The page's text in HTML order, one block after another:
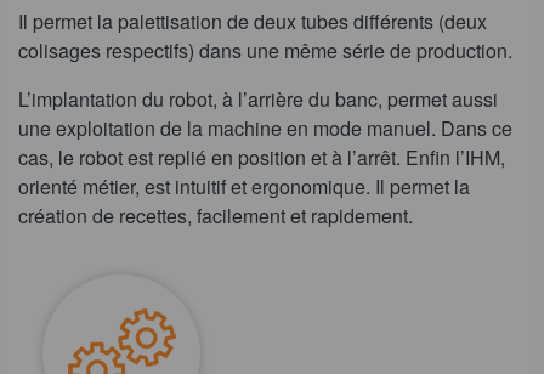
Il permet la palettisation de deux tubes différents (deux
colisages respectifs) dans une même série de production.
L’implantation du robot, à l’arrière du banc, permet aussi
une exploitation de la machine en mode manuel. Dans ce
cas, le robot est replié en position et à l’arrêt. Enfin l’IHM,
orienté métier, est intuitif et ergonomique. Il permet la
création de recettes, facilement et rapidement.